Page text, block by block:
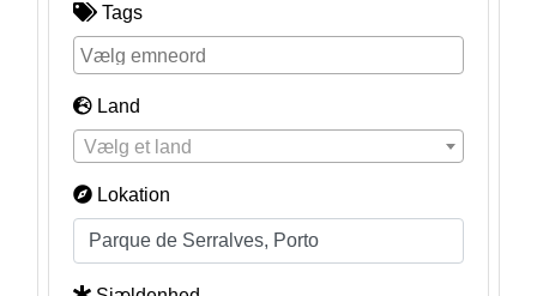
Tags
Land
Vælg et land
Lokation